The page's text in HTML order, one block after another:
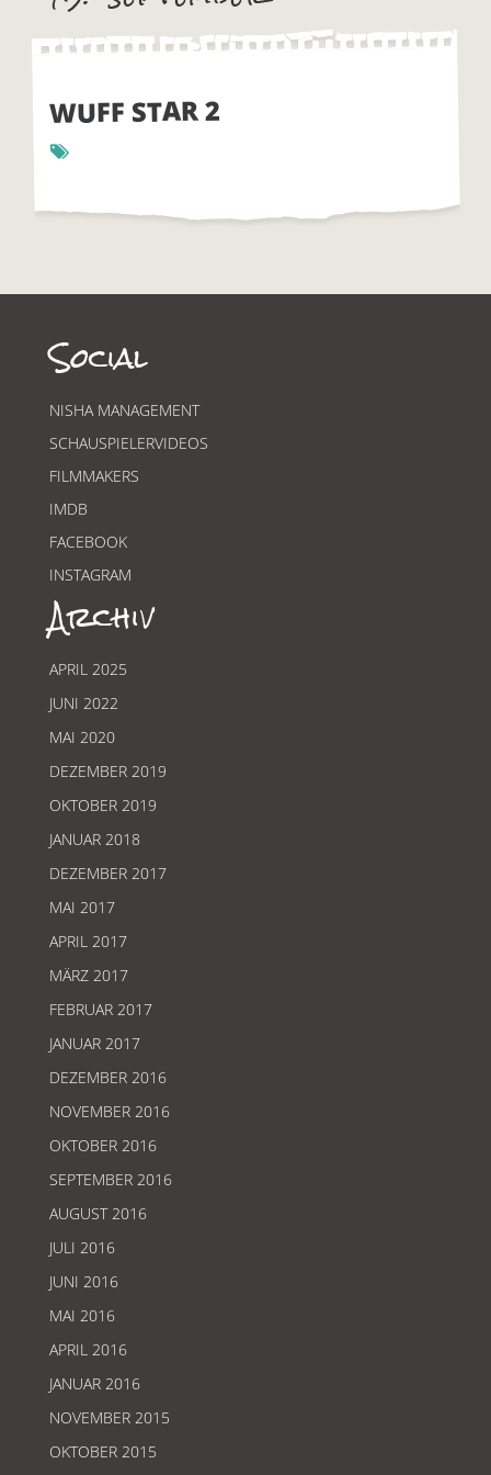
WUFF STAR 2
Social
NISHA MANAGEMENT
SCHAUSPIELERVIDEOS
FILMMAKERS
IMDB
FACEBOOK
INSTAGRAM
Archiv
APRIL 2025
JUNI 2022
MAI 2020
DEZEMBER 2019
OKTOBER 2019
JANUAR 2018
DEZEMBER 2017
MAI 2017
APRIL 2017
MÄRZ 2017
FEBRUAR 2017
JANUAR 2017
DEZEMBER 2016
NOVEMBER 2016
OKTOBER 2016
SEPTEMBER 2016
AUGUST 2016
JULI 2016
JUNI 2016
MAI 2016
APRIL 2016
JANUAR 2016
NOVEMBER 2015
OKTOBER 2015